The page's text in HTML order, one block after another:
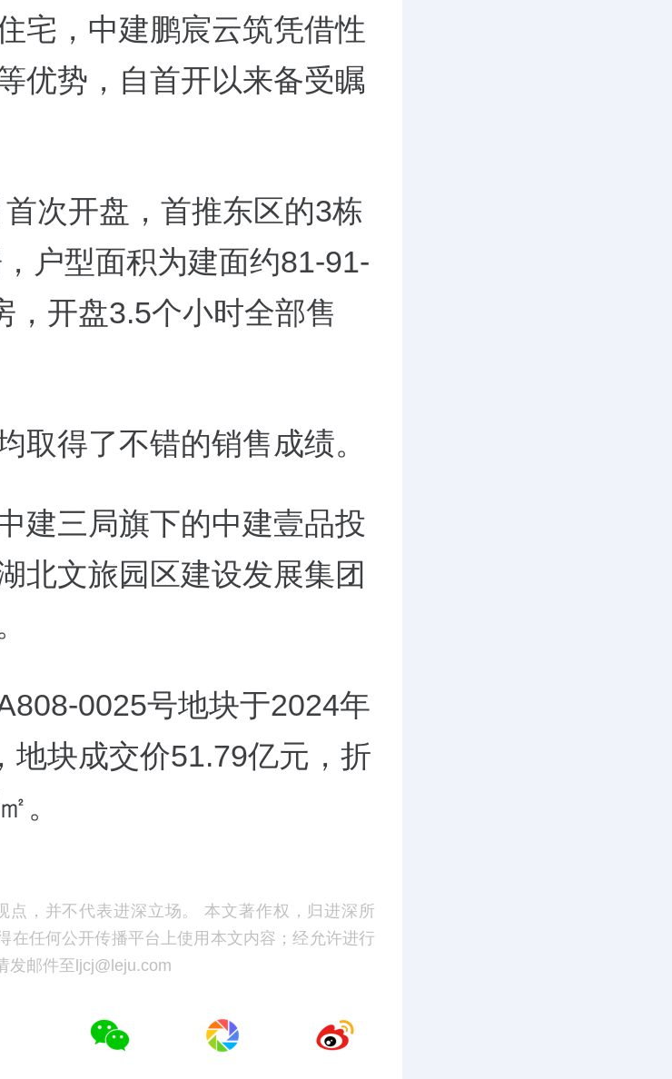
宅，中建鹏宸云筑凭借性
优势，自首开以来备受瞩
次开盘，首推东区的3栋
户型面积为建面约81-91-
，开盘3.5个小时全部售
取得了不错的销售成绩。
建三局旗下的中建壹品投
北文旅园区建设发展集团
0025号地块于2024年
地块成交价51.79亿元，折
。
点，并不代表进深立场。 本文著作权，归进深所
在任何公开传播平台上使用本文内容；经允许进行
发邮件至ljcj@leju.com